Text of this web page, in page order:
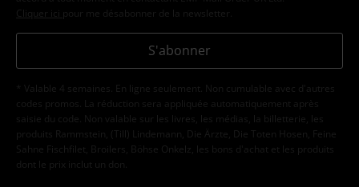
Cliquer ici pour me désabonner de la newsletter.
S'abonner
* Valable 4 semaines. En ligne seulement. Non cumulable avec d'autres
codes promos. La réduction sera appliquée automatiquement après
saisie du code. Non valable sur les livres, les médias, la billetterie, les
produits Rammstein, (Till) Lindemann, Die Ärzte, Die Toten Hosen, Feine
Sahne Fischfilet, Broilers, Böhse Onkelz, les bons d'achat et les produits
dont le prix inclut un don.